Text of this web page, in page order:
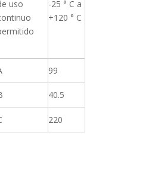
uso
-25 ° C a
+120 ° C
99
40.5
220